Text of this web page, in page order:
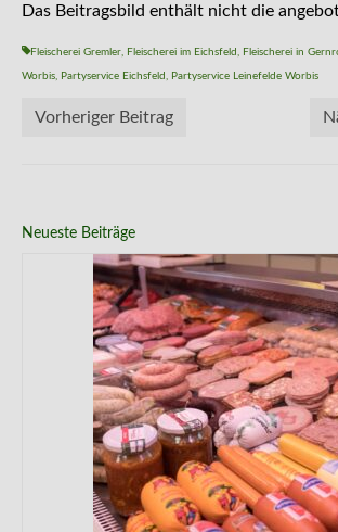
Das Beitragsbild enthält nicht die
Fleischerei Gremler Fleischerei im Eichsfeld Fleischerei in
Worbis Partyservice Eichsfeld Partyservice Leinefelde Worbis
Vorheriger Beitrag
Neueste Beiträge